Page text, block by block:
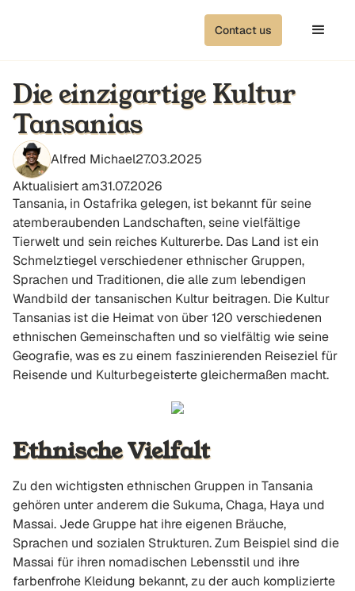
Contact us
Die einzigartige Kultur
Tansanias
Alfred Michael27.03.2025
Aktualisiert am31.07.2026
Tansania, in Ostafrika gelegen, ist bekannt für seine
atemberaubenden Landschaften, seine vielfältige
Tierwelt und sein reiches Kulturerbe. Das Land ist ein
Schmelztiegel verschiedener ethnischer Gruppen,
Sprachen und Traditionen, die alle zum lebendigen
Wandbild der tansanischen Kultur beitragen. Die Kultur
Tansanias ist die Heimat von über 120 verschiedenen
ethnischen Gemeinschaften und so vielfältig wie seine
Geografie, was es zu einem faszinierenden Reiseziel für
Reisende und Kulturbegeisterte gleichermaßen macht.
Ethnische Vielfalt
Zu den wichtigsten ethnischen Gruppen in Tansania
gehören unter anderem die Sukuma, Chaga, Haya und
Massai. Jede Gruppe hat ihre eigenen Bräuche,
Sprachen und sozialen Strukturen. Zum Beispiel sind die
Massai für ihren nomadischen Lebensstil und ihre
farbenfrohe Kleidung bekannt, zu der auch komplizierte